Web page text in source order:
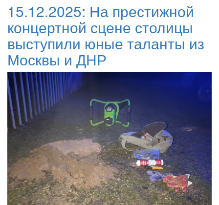
15.12.2025: На престижной
концертной сцене столицы
выступили юные таланты из
Москвы и ДНР